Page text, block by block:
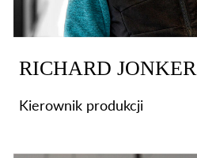
RICHARD JONKER
Kierownik produkcji